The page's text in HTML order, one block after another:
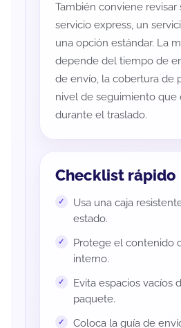
También conviene revisar
servicio express, un
una opción estándar. La
depende del tiempo de
de envío, la cobertura de
nivel de seguimiento que
durante el traslado.
Checklist rápido
Usa una caja
estado.
Protege el contenido
interno.
Evita espacios vacíos
paquete.
Coloca la guía de